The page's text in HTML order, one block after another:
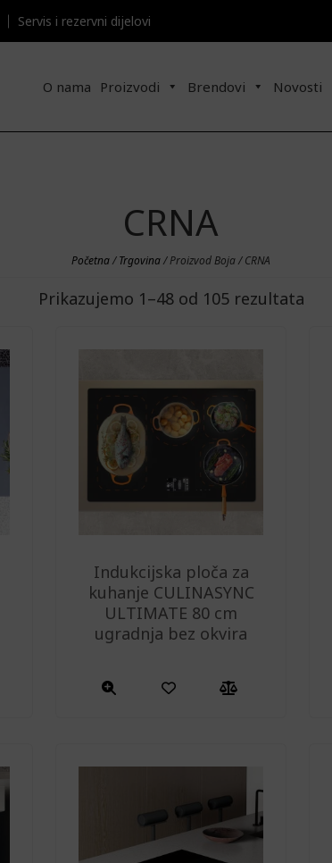
Servis i rezervni dijelovi​​
O nama Proizvodi Brendovi Novosti
CRNA
Početna/Trgovina/ Proizvod Boja / CRNA
Prikazujemo 1–48 od 105 rezultata
Indukcijska ploča za
kuhanje CULINASYNC
ULTIMATE 80 cm
ugradnja bez okvira